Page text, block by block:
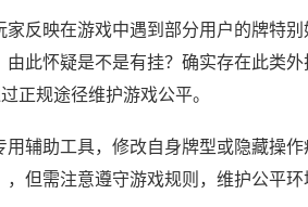
反映在游戏中遇到部分用户的牌特
此怀疑是不是有挂？确实存在此类
正规途径维护游戏公平。
辅助工具，修改自身牌型或隐藏操作
但需注意遵守游戏规则，维护公平环